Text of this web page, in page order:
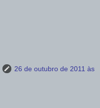
26 de outubro de 2011 às